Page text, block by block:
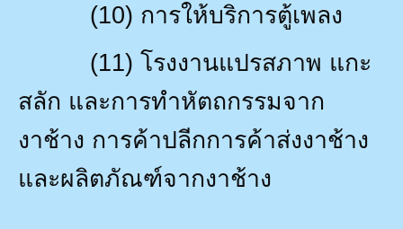
(10) การให้บริการตู้เพลง
(11) โรงงานแปรสภาพ แกะ
สลัก และการทำหัตถกรรมจาก
งาช้าง การค้าปลีกการค้าส่งงาช้าง
และผลิตภัณฑ์จากงาช้าง